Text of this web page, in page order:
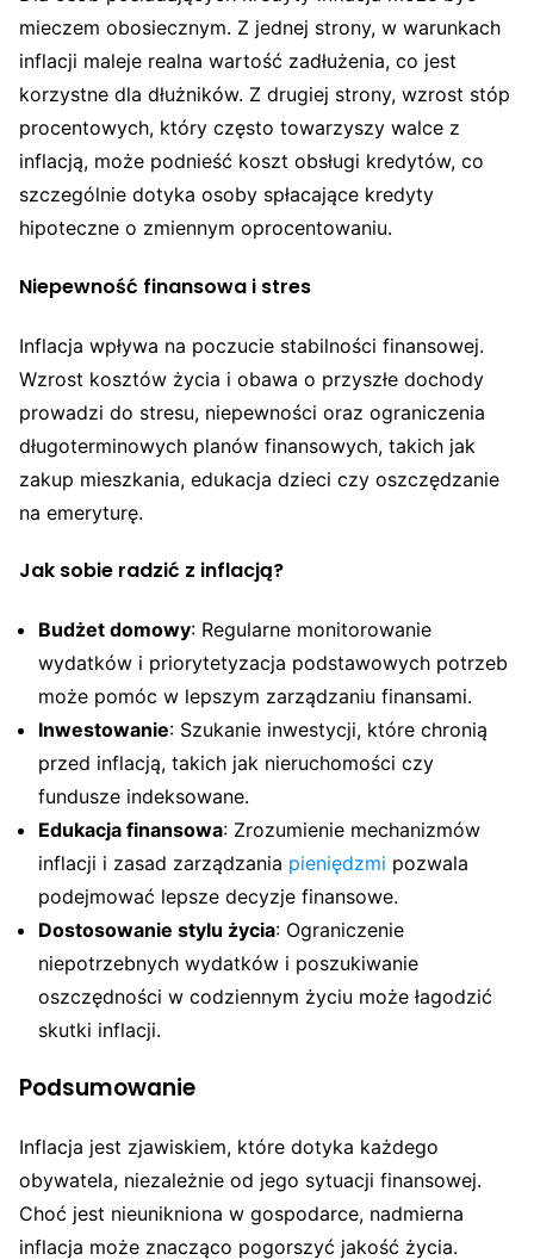
mieczem obosiecznym. Z jednej strony, w warunkach
inflacji maleje realna wartość zadłużenia, co jest
korzystne dla dłużników. Z drugiej strony, wzrost stóp
procentowych, który często towarzyszy walce z
inflacją, może podnieść koszt obsługi kredytów, co
szczególnie dotyka osoby spłacające kredyty
hipoteczne o zmiennym oprocentowaniu.
Niepewność finansowa i stres
Inflacja wpływa na poczucie stabilności finansowej.
Wzrost kosztów życia i obawa o przyszłe dochody
prowadzi do stresu, niepewności oraz ograniczenia
długoterminowych planów finansowych, takich jak
zakup mieszkania, edukacja dzieci czy oszczędzanie
na emeryturę.
Jak sobie radzić z inflacją?
Budżet domowy: Regularne monitorowanie
wydatków i priorytetyzacja podstawowych potrzeb
może pomóc w lepszym zarządzaniu finansami.
Inwestowanie: Szukanie inwestycji, które chronią
przed inflacją, takich jak nieruchomości czy
fundusze indeksowane.
Edukacja finansowa: Zrozumienie mechanizmów
inflacji i zasad zarządzania pieniędzmi pozwala
podejmować lepsze decyzje finansowe.
Dostosowanie stylu życia: Ograniczenie
niepotrzebnych wydatków i poszukiwanie
oszczędności w codziennym życiu może łagodzić
skutki inflacji.
Podsumowanie
Inflacja jest zjawiskiem, które dotyka każdego
obywatela, niezależnie od jego sytuacji finansowej.
Choć jest nieunikniona w gospodarce, nadmierna
inflacja może znacząco pogorszyć jakość życia.